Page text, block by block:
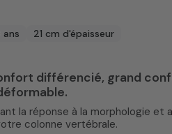
ans 21 cm d'épaisseur
différencié, grand
la réponse à la morphologie et
colonne vertébrale.